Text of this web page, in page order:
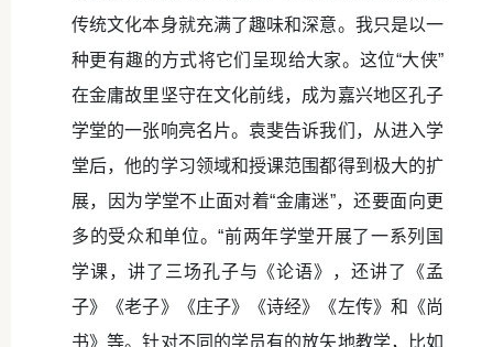
传统文化本身就充满了趣味和深意。我只是以一
种更有趣的方式将它们呈现给大家。这位“大侠”
在金庸故里坚守在文化前线，成为嘉兴地区孔子
学堂的一张响亮名片。袁斐告诉我们，从进入学
堂后，他的学习领域和授课范围都得到极大的扩
展，因为学堂不止面对着“金庸迷”，还要面向更
多的受众和单位。“前两年学堂开展了一系列国
学课，讲了三场孔子与《论语》，还讲了《孟
子》《老子》《庄子》《诗经》《左传》和《尚
书》等。针对不同的学员有的放矢地教学，比如